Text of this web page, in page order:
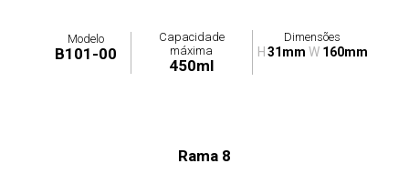
Modelo
B101-00
Capacidade
máxima
450ml
Dimensões
H 31mm W 160mm
Rama 8